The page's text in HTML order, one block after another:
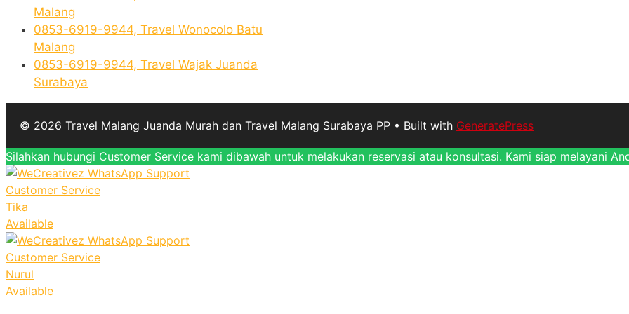
Malang
0853-6919-9944, Travel Wonocolo Batu
Malang
0853-6919-9944, Travel Wajak Juanda
Surabaya
© 2026 Travel Malang Juanda Murah dan Travel Malang Surabaya PP • Built with GeneratePress
Silahkan hubungi Customer Service kami dibawah untuk melakukan reservasi atau konsultasi. Kami siap melayani
Customer Service
Tika
Available
Customer Service
Nurul
Available